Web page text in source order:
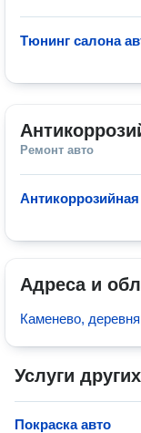
Тюнинг салона
Ремонт авто
Адреса и
Каменево,
Услуги
Покраска авто